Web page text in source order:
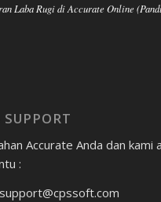
Laba Rugi di Accurate Online
Accurate Anda dan kami
: